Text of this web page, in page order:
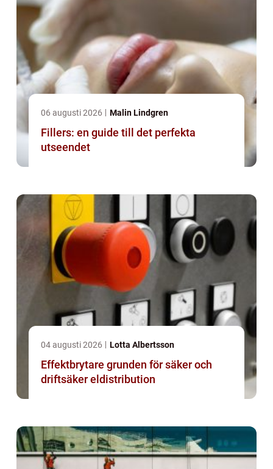
06 augusti 2026 Malin Lindgren
Fillers: en guide till det perfekta
utseendet
04 augusti 2026 Lotta Albertsson
Effektbrytare grunden för säker och
driftsäker eldistribution